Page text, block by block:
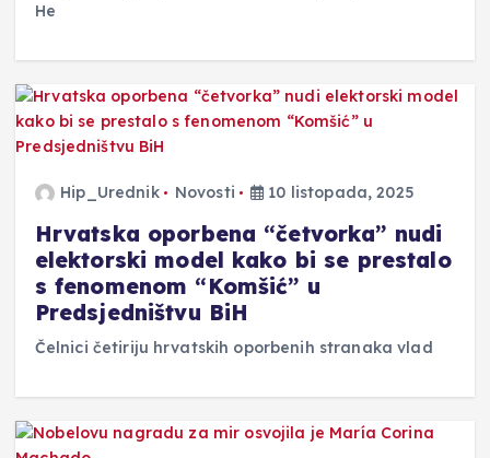
He
Hip_Urednik Novosti 10 listopada, 2025
Hrvatska oporbena “četvorka” nudi
elektorski model kako bi se prestalo
s fenomenom “Komšić” u
Predsjedništvu BiH
Čelnici četiriju hrvatskih oporbenih stranaka vlad